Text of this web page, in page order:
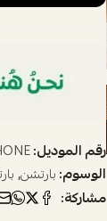
رقم الموديل:
الوسوم:بارتشن,
مشاركة: